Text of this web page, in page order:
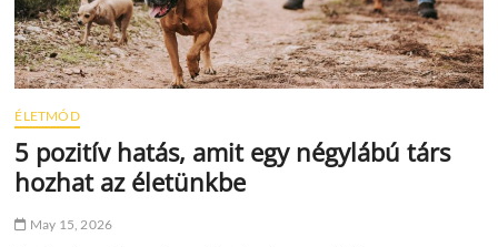
ÉLETMÓD
5 pozitív hatás, amit egy négylábú társ
hozhat az életünkbe
May 15, 2026